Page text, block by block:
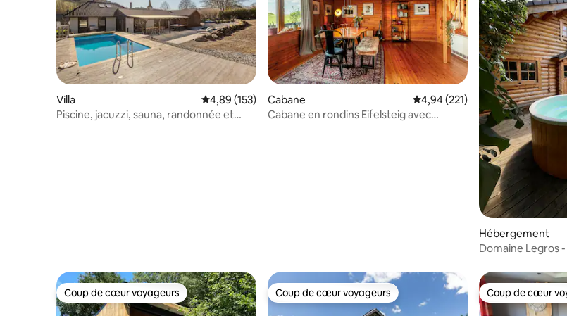
Villa Évaluation moyenne sur la base de 153 commentaires : 4,89 sur 5
4,89 (153)
Piscine, jacuzzi, sauna, randonnée et
Cabane Évaluation moyenne sur la
4,94 (221)
Cabane en rondins Eifelsteig avec
Hébergement
Domaine Legros
Coup de cœur voyageurs
Coup de cœur voyageurs Coup de cœur voyageurs
Coup de cœur voyageurs Coup de cœur
Coup de cœur